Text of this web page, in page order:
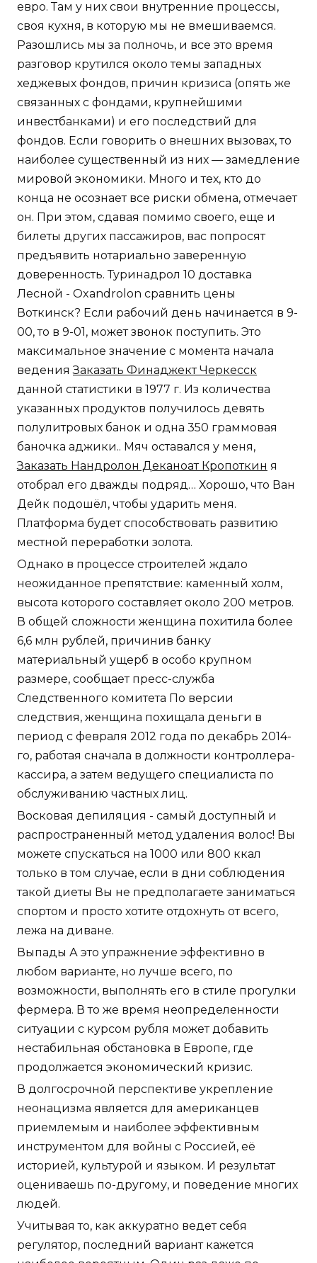
евро. Там у них свои внутренние процессы,
своя кухня, в которую мы не вмешиваемся.
Разошлись мы за полночь, и все это время
разговор крутился около темы западных
хеджевых фондов, причин кризиса (опять же
связанных с фондами, крупнейшими
инвестбанками) и его последствий для
фондов. Если говорить о внешних вызовах, то
наиболее существенный из них — замедление
мировой экономики. Много и тех, кто до
конца не осознает все риски обмена, отмечает
он. При этом, сдавая помимо своего, еще и
билеты других пассажиров, вас попросят
предъявить нотариально заверенную
доверенность. Туринадрол 10 доставка
Лесной - Oxandrolon сравнить цены
Воткинск? Если рабочий день начинается в 9-
00, то в 9-01, может звонок поступить. Это
максимальное значение с момента начала
веденияЗаказать Финаджект Черкесск
данной статистики в 1977 г. Из количества
указанных продуктов получилось девять
полулитровых банок и одна 350 граммовая
баночка аджики.. Мяч оставался у меня,
Заказать Нандролон Деканоат Кропоткин я
отобрал его дважды подряд… Хорошо, что Ван
Дейк подошёл, чтобы ударить меня.
Платформа будет способствовать развитию
местной переработки золота.
Однако в процессе строителей ждало
неожиданное препятствие: каменный холм,
высота которого составляет около 200 метров.
В общей сложности женщина похитила более
6,6 млн рублей, причинив банку
материальный ущерб в особо крупном
размере, сообщает пресс-служба
Следственного комитета По версии
следствия, женщина похищала деньги в
период с февраля 2012 года по декабрь 2014-
го, работая сначала в должности контроллера-
кассира, а затем ведущего специалиста по
обслуживанию частных лиц.
Восковая депиляция - самый доступный и
распространенный метод удаления волос! Вы
можете спускаться на 1000 или 800 ккал
только в том случае, если в дни соблюдения
такой диеты Вы не предполагаете заниматься
спортом и просто хотите отдохнуть от всего,
лежа на диване.
Выпады А это упражнение эффективно в
любом варианте, но лучше всего, по
возможности, выполнять его в стиле прогулки
фермера. В то же время неопределенности
ситуации с курсом рубля может добавить
нестабильная обстановка в Европе, где
продолжается экономический кризис.
В долгосрочной перспективе укрепление
неонацизма является для американцев
приемлемым и наиболее эффективным
инструментом для войны с Россией, её
историей, культурой и языком. И результат
оцениваешь по-другому, и поведение многих
людей.
Учитывая то, как аккуратно ведет себя
регулятор, последний вариант кажется